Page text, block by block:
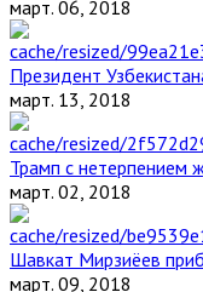
март. 06, 2018
Президент
март. 13, 2018
Трамп с нетерпением
март. 02, 2018
Шавкат Мирзиёев
март. 09, 2018